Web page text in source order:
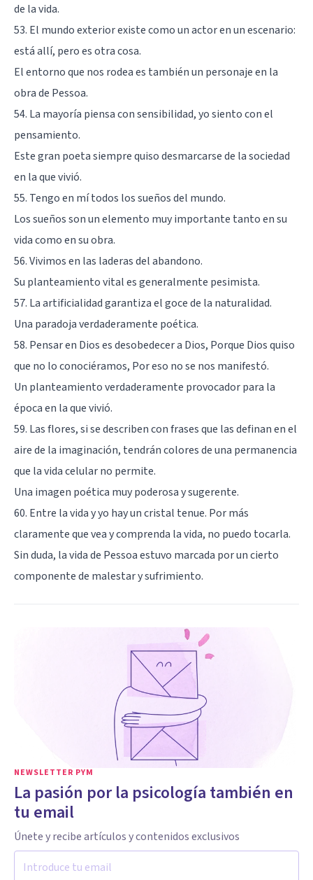
de la vida.
53. El mundo exterior existe como un actor en un escenario:
está allí, pero es otra cosa.
El entorno que nos rodea es también un personaje en la
obra de Pessoa.
54. La mayoría piensa con sensibilidad, yo siento con el
pensamiento.
Este gran poeta siempre quiso desmarcarse de la sociedad
en la que vivió.
55. Tengo en mí todos los sueños del mundo.
Los sueños son un elemento muy importante tanto en su
vida como en su obra.
56. Vivimos en las laderas del abandono.
Su planteamiento vital es generalmente pesimista.
57. La artificialidad garantiza el goce de la naturalidad.
Una paradoja verdaderamente poética.
58. Pensar en Dios es desobedecer a Dios, Porque Dios quiso
que no lo conociéramos, Por eso no se nos manifestó.
Un planteamiento verdaderamente provocador para la
época en la que vivió.
59. Las flores, si se describen con frases que las definan en el
aire de la imaginación, tendrán colores de una permanencia
que la vida celular no permite.
Una imagen poética muy poderosa y sugerente.
60. Entre la vida y yo hay un cristal tenue. Por más
claramente que vea y comprenda la vida, no puedo tocarla.
Sin duda, la vida de Pessoa estuvo marcada por un cierto
componente de malestar y sufrimiento.
NEWSLETTER PYM
La pasión por la psicología también en
tu email
Únete y recibe artículos y contenidos exclusivos